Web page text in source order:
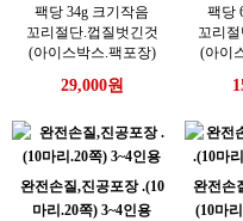
팩당 34g 크기작음
꼬리절단.껍질벗긴것
(아이스박스.팩포장)
29,000원
팩당
꼬리
(아이
완전손질,진공포장 .(10
마리.20쪽) 3~4인용
완전손
(10마